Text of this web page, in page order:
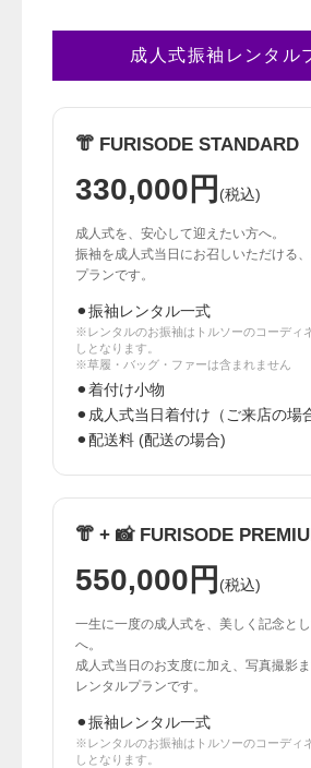
成人式振袖レンタル
👘 FURISODE STANDARD
330,000円 (税込)
成人式を、安心して迎えたい方へ。
振袖を成人式当日にお召しいただける
プランです。
⚫︎振袖レンタル一式
※レンタルのお振袖はトルソーのコーディ
しとなります。
※草履・バッグ・ファーは含まれません
⚫︎着付け小物
⚫︎成人式当日着付け（ご来店の場
⚫︎配送料 (配送の場合)
👘 + 📸 FURISODE
550,000円 (税込)
一生に一度の成人式を、美しく記念と
へ。
成人式当日のお支度に加え、写真撮影
レンタルプランです。
⚫︎振袖レンタル一式
※レンタルのお振袖はトルソーのコーディ
しとなります。